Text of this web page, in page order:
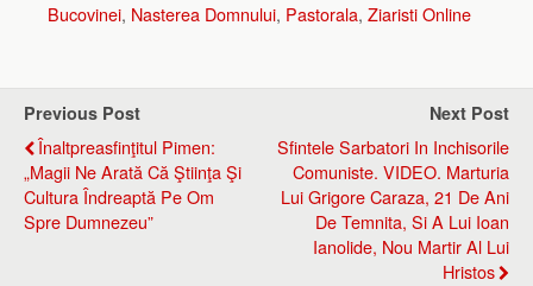
Bucovinei, Nasterea Domnului, Pastorala, Ziaristi Online
Previous Post
Înaltpreasfinţitul Pimen:
„Magii Ne Arată Că Ştiinţa Şi
Cultura Îndreaptă Pe Om
Spre Dumnezeu”
Next Post
Sfintele Sarbatori In Inchisorile
Comuniste. VIDEO. Marturia
Lui Grigore Caraza, 21 De Ani
De Temnita, Si A Lui Ioan
Ianolide, Nou Martir Al Lui
Hristos